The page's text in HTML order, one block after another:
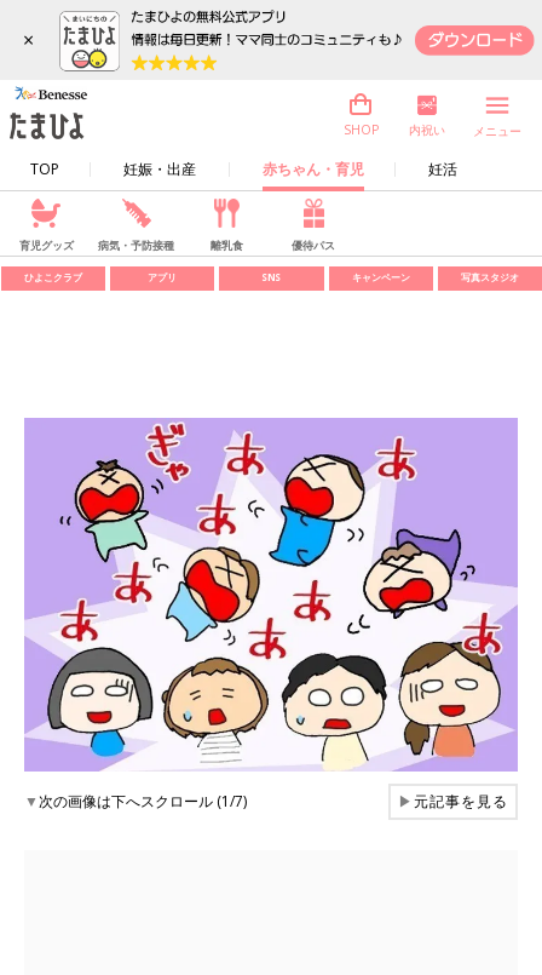
×
TOP 妊娠・出産 赤ちゃん・育児 妊活
SHOP 内祝い メニュー
育児グッズ 病気・予防接種 離乳食 優待パス
ひよこクラブ アプリ SNS キャンペーン 写真スタジオ
▼次の画像は下へスクロール (1/7) ▶元記事を見る